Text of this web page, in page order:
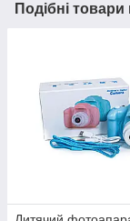
Подібні товари